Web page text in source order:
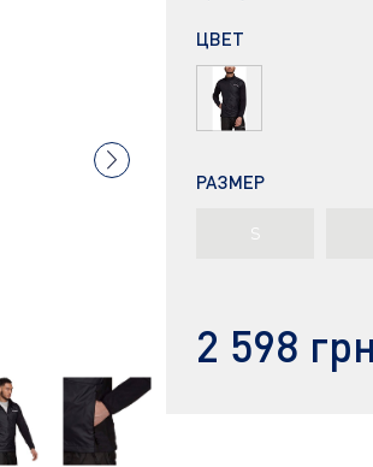
ЦВЕТ
РАЗМЕР
S
2 598 грн